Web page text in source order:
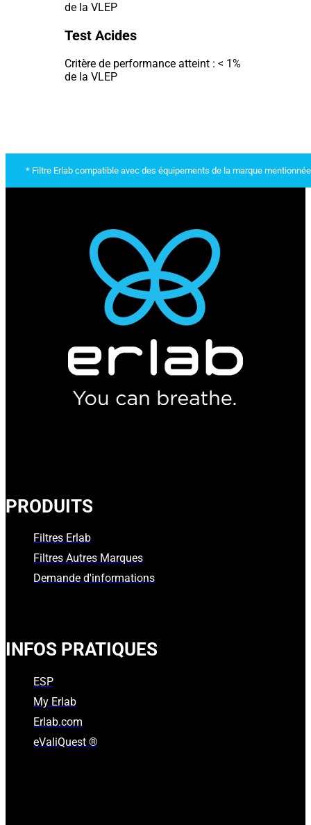
de la VLEP
Test Acides
Critère de performance atteint : < 1%
de la VLEP
* Filtre Erlab compatible avec des équipements de la marque
PRODUITS
Filtres Erlab
Filtres Autres Marques
Demande d'informations
INFOS PRATIQUES
ESP
My Erlab
Erlab.com
eValiQuest ®